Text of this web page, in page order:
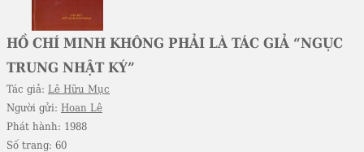
HỒ CHÍ MINH KHÔNG PHẢI LÀ TÁC GIẢ “NGỤC
TRUNG NHẬT KÝ”
Tác giả: Lê Hữu Mục
Người gửi: Hoan Lê
Phát hành: 1988
Số trang: 60